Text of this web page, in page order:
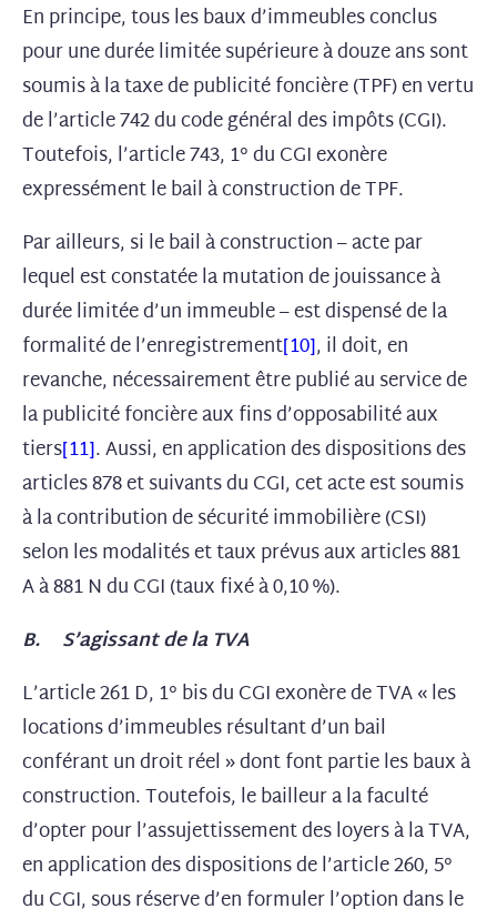
En principe, tous les baux d’immeubles conclus
pour une durée limitée supérieure à douze ans sont
soumis à la taxe de publicité foncière (TPF) en vertu
de l’article 742 du code général des impôts (CGI).
Toutefois, l’article 743, 1° du CGI exonère
expressément le bail à construction de TPF.
Par ailleurs, si le bail à construction – acte par
lequel est constatée la mutation de jouissance à
durée limitée d’un immeuble – est dispensé de la
formalité de l’enregistrement[10], il doit, en
revanche, nécessairement être publié au service de
la publicité foncière aux fins d’opposabilité aux
tiers[11]. Aussi, en application des dispositions des
articles 878 et suivants du CGI, cet acte est soumis
à la contribution de sécurité immobilière (CSI)
selon les modalités et taux prévus aux articles 881
A à 881 N du CGI (taux fixé à 0,10 %).
B. S’agissant de la TVA
L’article 261 D, 1° bis du CGI exonère de TVA « les
locations d’immeubles résultant d’un bail
conférant un droit réel » dont font partie les baux à
construction. Toutefois, le bailleur a la faculté
d’opter pour l’assujettissement des loyers à la TVA,
en application des dispositions de l’article 260, 5°
du CGI, sous réserve d’en formuler l’option dans le